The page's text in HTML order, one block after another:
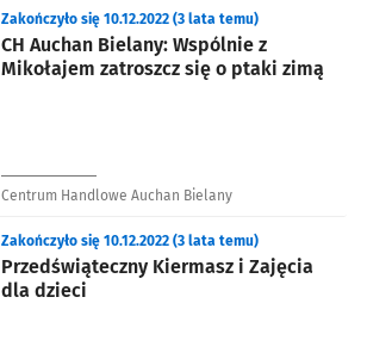
CH Auchan Bielany: Wspólnie z
Mikołajem zatroszcz się o ptaki zimą
Zakończyło się 10.12.2022 (3 lata temu)
Centrum Handlowe Auchan Bielany
Przedświąteczny Kiermasz i Zajęcia
dla dzieci
Zakończyło się 10.12.2022 (3 lata temu)